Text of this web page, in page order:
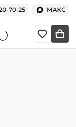
70-25 МАКС